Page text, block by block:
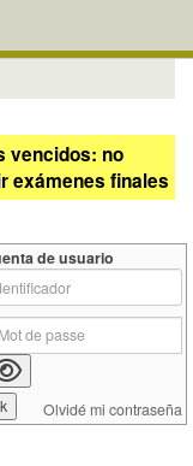
vencidos: no
exámenes finales
de usuario
Olvidé mi contraseña